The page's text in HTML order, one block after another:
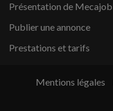
Présentation de Mecajob
Publier une annonce
Prestations et tarifs
Mentions légales